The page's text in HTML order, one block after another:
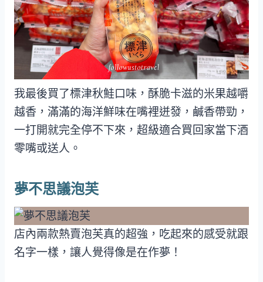
我最後買了標津秋鮭口味，酥脆卡滋的米果越嚼
越香，滿滿的海洋鮮味在嘴裡迸發，鹹香帶勁，
一打開就完全停不下來，超級適合買回家當下酒
零嘴或送人。
夢不思議泡芙
店內兩款熱賣泡芙真的超強，吃起來的感受就跟
名字一樣，讓人覺得像是在作夢！